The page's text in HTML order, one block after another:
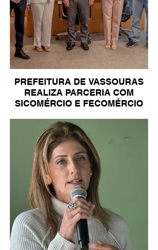
PREFEITURA DE VASSOURAS
REALIZA PARCERIA COM
SICOMÉRCIO E FECOMÉRCIO